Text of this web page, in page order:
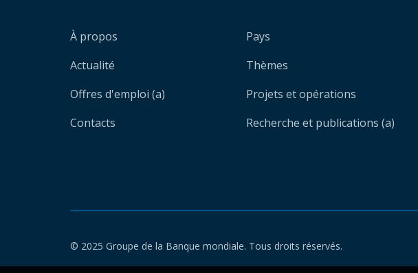
À propos
Actualité
Offres d'emploi (a)
Contacts
Pays
Thèmes
Projets et opérations
Recherche et publications (a)
© 2025 Groupe de la Banque mondiale. Tous droits réservés.